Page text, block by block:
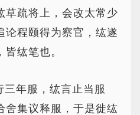
草疏将上，会改太常少
论程颐得为察官，纮遂
纮笔也。
年服，纮言止当服
舍集议释服，于是徙纮